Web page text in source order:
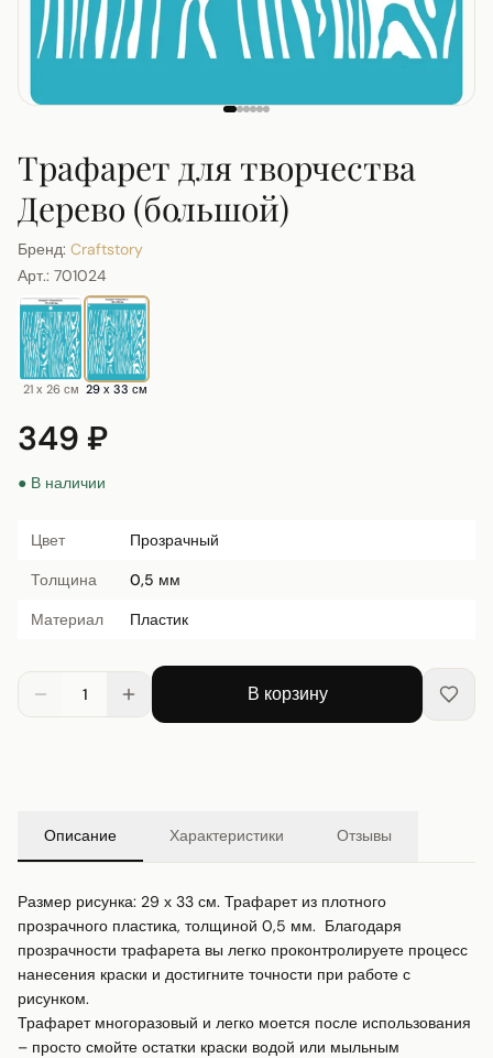
Трафарет для творчества
Дерево (большой)
Бренд: Craftstory
Арт.: 701024
21 х 26 см 29 х 33 см
349 ₽
● В наличии
Цвет
Прозрачный
Толщина
0,5 мм
Материал
Пластик
1 В корзину
Описание Характеристики Отзывы
Размер рисунка: 29 х 33 см. Трафарет из плотного
прозрачного пластика, толщиной 0,5 мм.  Благодаря
прозрачности трафарета вы легко проконтролируете процесс
нанесения краски и достигните точности при работе с
рисунком.
Трафарет многоразовый и легко моется после использования
– просто смойте остатки краски водой или мыльным